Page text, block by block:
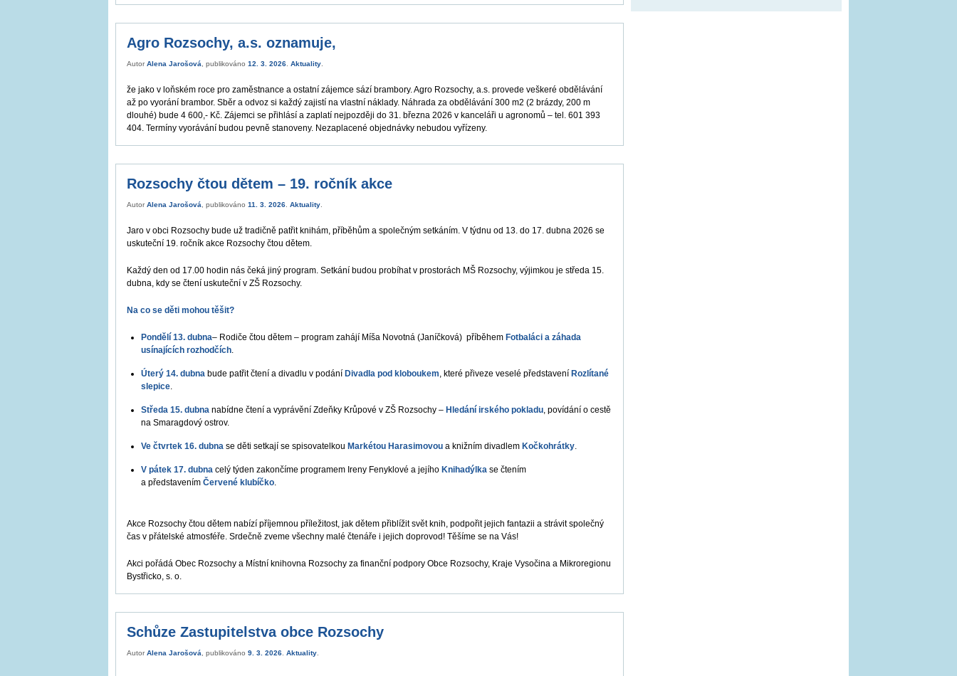
Agro Rozsochy, a.s. oznamuje,
Autor Alena Jarošová , publikováno 12. 3. 2026 Aktuality
že jako v loňském roce pro zaměstnance a ostatní zájemce sází brambory. Agro Rozsochy, a.s. provede veškeré obdělávání
až po vyorání brambor. Sběr a odvoz si každý zajistí na vlastní náklady. Náhrada za obdělávání 300 m2 (2 brázdy, 200 m
dlouhé) bude 4 600,- Kč. Zájemci se přihlásí a zaplatí nejpozději do 31. března 2026 v kanceláři u agronomů – tel. 601 393
404. Termíny vyorávání budou pevně stanoveny. Nezaplacené objednávky nebudou vyřízeny.
Rozsochy čtou dětem – 19. ročník akce
Autor Alena Jarošová , publikováno 11. 3. 2026 Aktuality
Jaro v obci Rozsochy bude už tradičně patřit knihám, příběhům a společným setkáním. V týdnu od 13. do 17. dubna 2026 se
uskuteční 19. ročník akce Rozsochy čtou dětem.
Každý den od 17.00 hodin nás čeká jiný program. Setkání budou probíhat v prostorách MŠ Rozsochy, výjimkou je středa 15.
dubna, kdy se čtení uskuteční v ZŠ Rozsochy.
Na co se děti mohou těšit?
Pondělí 13. dubna– Rodiče čtou dětem – program zahájí Míša Novotná (Janíčková) příběhem Fotbaláci a záhada
usínajících rozhodčích.
Úterý 14. dubna bude patřit čtení a divadlu v podání Divadla pod kloboukem, které přiveze veselé představení Rozlítané
slepice.
Středa 15. dubna nabídne čtení a vyprávění Zdeňky Krůpové v ZŠ Rozsochy – Hledání irského pokladu, povídání o cestě
na Smaragdový ostrov.
Ve čtvrtek 16. dubna se děti setkají se spisovatelkou Markétou Harasimovou a knižním divadlem Kočkohrátky.
V pátek 17. dubna celý týden zakončíme programem Ireny Fenyklové a jejího Knihadýlka se čtením
a představením Červené klubíčko.
Akce Rozsochy čtou dětem nabízí příjemnou příležitost, jak dětem přiblížit svět knih, podpořit jejich fantazii a strávit společný
čas v přátelské atmosféře. Srdečně zveme všechny malé čtenáře i jejich doprovod! Těšíme se na Vás!
Akci pořádá Obec Rozsochy a Místní knihovna Rozsochy za finanční podpory Obce Rozsochy, Kraje Vysočina a Mikroregionu
Bystřicko, s. o.
Schůze Zastupitelstva obce Rozsochy
Autor Alena Jarošová , publikováno 9. 3. 2026 Aktuality